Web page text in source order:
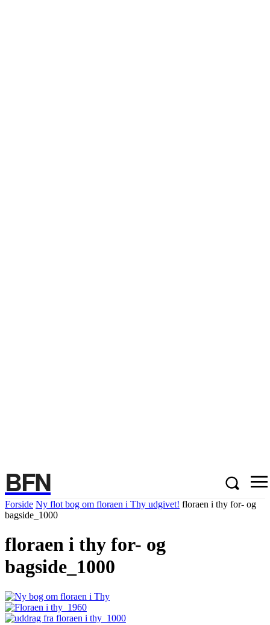
BFN
Forside Ny flot bog om floraen i Thy udgivet! floraen i thy for- og
bagside_1000
floraen i thy for- og
bagside_1000